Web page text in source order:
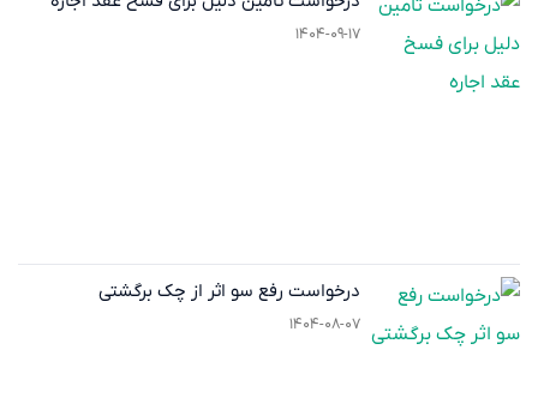
۱۴۰۴-۰۹-۱۷
درخواست رفع سو اثر از چک برگشتی
۱۴۰۴-۰۸-۰۷